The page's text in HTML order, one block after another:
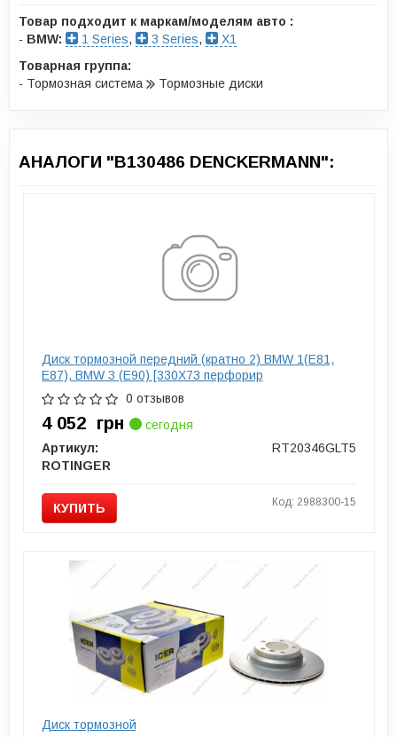
Товар подходит к маркам/моделям авто :
- BMW: 1 Series, 3 Series,
X1
Товарная группа:
- Тормозная система
Тормозные диски
АНАЛОГИ "B130486 DENCKERMANN":
Диск тормозной передний (кратно 2) BMW 1(E81,
E87), BMW 3 (E90) [330X73 перфорир
0 отзывов
4 052 грн
сегодня
Артикул:
RT20346GLT5
ROTINGER
КУПИТЬ Код: 2988300-15
Диск тормозной